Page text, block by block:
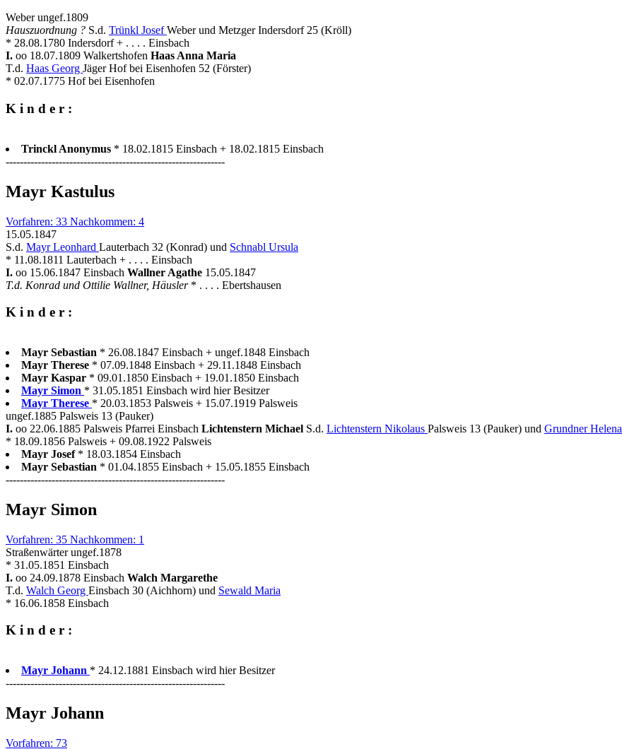
Weber ungef.1809
Hauszuordnung ? S.d. Trünkl JosefWeber und Metzger Indersdorf 25 (Kröll)
* 28.08.1780 Indersdorf + . . . . Einsbach
I. oo 18.07.1809 Walkertshofen Haas Anna Maria
T.d. Haas Georg Jäger Hof bei Eisenhofen 52 (Förster)
* 02.07.1775 Hof bei Eisenhofen
K i n d e r :
Trinckl Anonymus * 18.02.1815 Einsbach + 18.02.1815 Einsbach
--------------------------------------------------------------
Mayr Kastulus
Vorfahren: 33 Nachkommen: 4
15.05.1847
S.d. Mayr Leonhard Lauterbach 32 (Konrad) und Schnabl Ursula
* 11.08.1811 Lauterbach + . . . . Einsbach
I. oo 15.06.1847 Einsbach Wallner Agathe 15.05.1847
T.d. Konrad und Ottilie Wallner, Häusler * . . . . Ebertshausen
K i n d e r :
Mayr Sebastian * 26.08.1847 Einsbach + ungef.1848 Einsbach
Mayr Therese * 07.09.1848 Einsbach + 29.11.1848 Einsbach
Mayr Kaspar * 09.01.1850 Einsbach + 19.01.1850 Einsbach
Mayr Simon * 31.05.1851 Einsbach wird hier Besitzer
Mayr Therese * 20.03.1853 Palsweis + 15.07.1919 Palsweis
ungef.1885 Palsweis 13 (Pauker)
I. oo 22.06.1885 Palsweis Pfarrei Einsbach Lichtenstern Michael S.d. Lichtenstern Nikolaus Palsweis 13 (Pauker) und Grundner Helena
* 18.09.1856 Palsweis + 09.08.1922 Palsweis
Mayr Josef * 18.03.1854 Einsbach
Mayr Sebastian * 01.04.1855 Einsbach + 15.05.1855 Einsbach
--------------------------------------------------------------
Mayr Simon
Vorfahren: 35 Nachkommen: 1
Straßenwärter ungef.1878
* 31.05.1851 Einsbach
I. oo 24.09.1878 Einsbach Walch Margarethe
T.d. Walch Georg Einsbach 30 (Aichhorn) und Sewald Maria
* 16.06.1858 Einsbach
K i n d e r :
Mayr Johann * 24.12.1881 Einsbach wird hier Besitzer
--------------------------------------------------------------
Mayr Johann
Vorfahren: 73